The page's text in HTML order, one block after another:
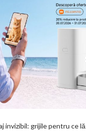
invizibil: grijile pentru ce